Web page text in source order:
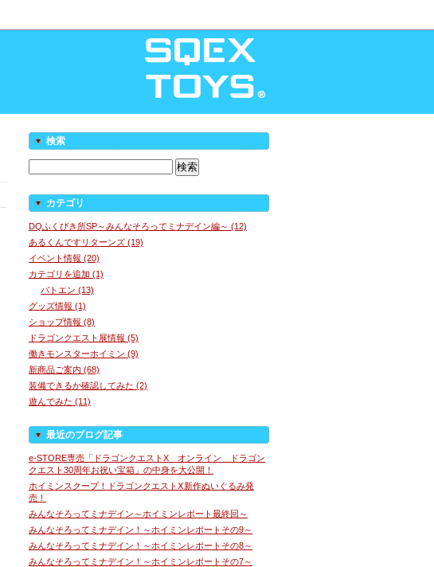
検索
カテゴリ
DQふくびき所SP～みんなそろってミナデイン編～ (12)
あるくんですリターンズ (19)
イベント情報 (20)
カテゴリを追加 (1)
バトエン (13)
グッズ情報 (1)
ショップ情報 (8)
ドラゴンクエスト展情報 (5)
働きモンスターホイミン (9)
新商品ご案内 (68)
装備できるか確認してみた (2)
遊んでみた (11)
最近のブログ記事
e-STORE専売「ドラゴンクエストX オンライン ドラゴン
クエスト30周年お祝い宝箱」の中身を大公開！
ホイミンスクープ！ドラゴンクエストⅩ新作ぬいぐるみ発
売！
みんなそろってミナデイン～ホイミンレポート最終回～
みんなそろってミナデイン！～ホイミンレポートその9～
みんなそろってミナデイン！～ホイミンレポートその8～
みんなそろってミナデイン！～ホイミンレポートその7～